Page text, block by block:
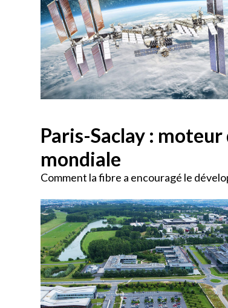
Paris-Saclay :
mondiale
Comment la fibre a encouragé le